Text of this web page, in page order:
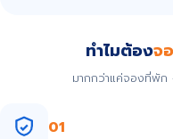
ทำไมต้องจ
มากกว่าแค่จองที่พั
01